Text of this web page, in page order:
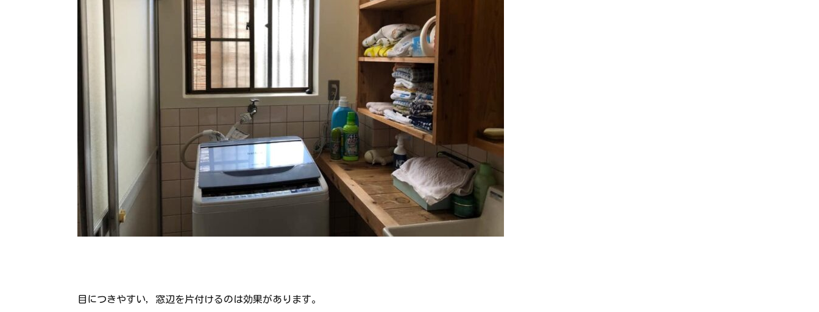
目につきやすい，窓辺を片付けるのは効果があります。